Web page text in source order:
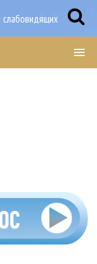
слабовидящих